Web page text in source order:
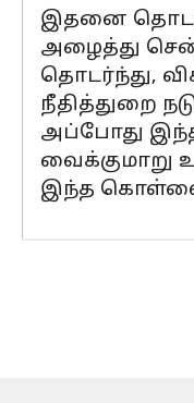
இதனை
அழைத்து
தொடர்ந்து,
நீதித்துறை
அப்போது இந்த
வைக்குமாறு
இந்த